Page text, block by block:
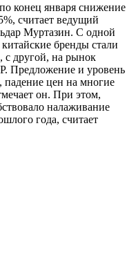
конец января снижение
считает ведущий
Муртазин. С одной
бренды стали
с другой, на рынок
Предложение и уровень
падение цен на многие
он. При этом,
налаживание
года, считает